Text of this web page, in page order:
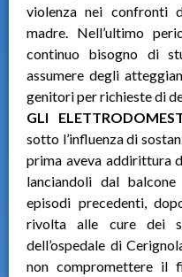
violenza nei confronti
madre. Nell’ultimo
continuo bisogno di
assumere degli
genitori per richieste di
GLI
sotto l’influenza di
prima aveva addirittura
lanciandoli dal
episodi precedenti,
rivolta alle cure dei
dell’ospedale di
non compromettere il